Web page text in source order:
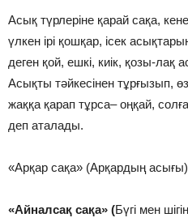
Асық түрлеріне қарай сақа,
үлкен ірі қошқар, ісек
деген қой, ешкі, киік, қозы-
Асықты тәйкесінен тұрғызып,
жаққа қарап тұрса– оңқай,
деп аталады.
«Арқар сақа» (Арқардың
«Айналсақ сақа» (Бүгі мен